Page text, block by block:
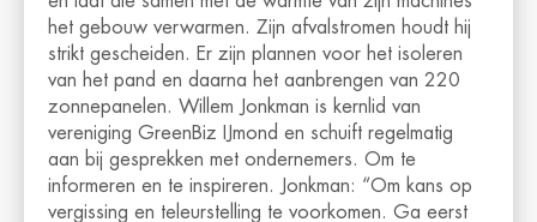
het gebouw verwarmen. Zijn afvalstromen houdt hij
strikt gescheiden. Er zijn plannen voor het isoleren
van het pand en daarna het aanbrengen van 220
zonnepanelen. Willem Jonkman is kernlid van
vereniging GreenBiz IJmond en schuift regelmatig
aan bij gesprekken met ondernemers. Om te
informeren en te inspireren. Jonkman: “Om kans op
vergissing en teleurstelling te voorkomen. Ga eerst